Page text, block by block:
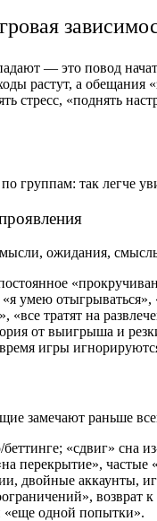
— это повод
растут, а
стресс, «поднять
группам: так легче
ожидания,
умею
«все тратят на
от выигрыша и
игры
замечают раньше
«сдвиг» сна
перекрытие», частые
двойные аккаунты,
возврат к
«еще одной попытки».